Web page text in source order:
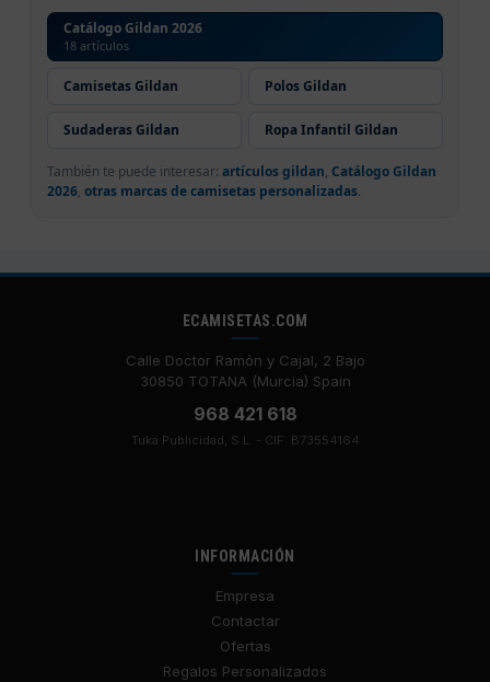
Catálogo Gildan 2026
18 artículos
Camisetas Gildan Polos Gildan
Sudaderas Gildan Ropa Infantil Gildan
También te puede interesar: artículos gildan, Catálogo Gildan
2026, otras marcas de camisetas personalizadas.
ECAMISETAS.COM
Calle Doctor Ramón y Cajal, 2 Bajo
30850 TOTANA (Murcia) Spain
968 421 618
Tuka Publicidad, S.L. - CIF: B73554164
INFORMACIÓN
Empresa
Contactar
Ofertas
Regalos Personalizados